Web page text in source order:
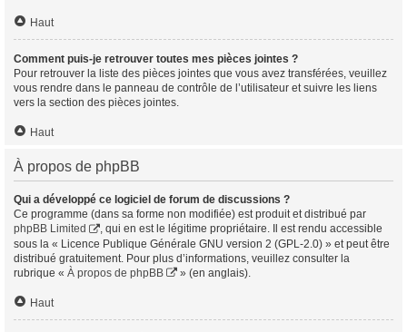
Haut
Comment puis-je retrouver toutes mes pièces jointes ?
Pour retrouver la liste des pièces jointes que vous avez transférées, veuillez
vous rendre dans le panneau de contrôle de l’utilisateur et suivre les liens
vers la section des pièces jointes.
Haut
À propos de phpBB
Qui a développé ce logiciel de forum de discussions ?
Ce programme (dans sa forme non modifiée) est produit et distribué par
phpBB Limited
, qui en est le légitime propriétaire. Il est rendu accessible
sous la « Licence Publique Générale GNU version 2 (GPL-2.0) » et peut être
distribué gratuitement. Pour plus d’informations, veuillez consulter la
rubrique « À propos de phpBB » (en anglais).
Haut